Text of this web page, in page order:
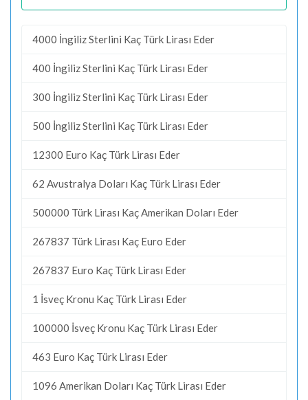
4000 İngiliz Sterlini Kaç Türk Lirası Eder
400 İngiliz Sterlini Kaç Türk Lirası Eder
300 İngiliz Sterlini Kaç Türk Lirası Eder
500 İngiliz Sterlini Kaç Türk Lirası Eder
12300 Euro Kaç Türk Lirası Eder
62 Avustralya Doları Kaç Türk Lirası Eder
500000 Türk Lirası Kaç Amerikan Doları Eder
267837 Türk Lirası Kaç Euro Eder
267837 Euro Kaç Türk Lirası Eder
1 İsveç Kronu Kaç Türk Lirası Eder
100000 İsveç Kronu Kaç Türk Lirası Eder
463 Euro Kaç Türk Lirası Eder
1096 Amerikan Doları Kaç Türk Lirası Eder